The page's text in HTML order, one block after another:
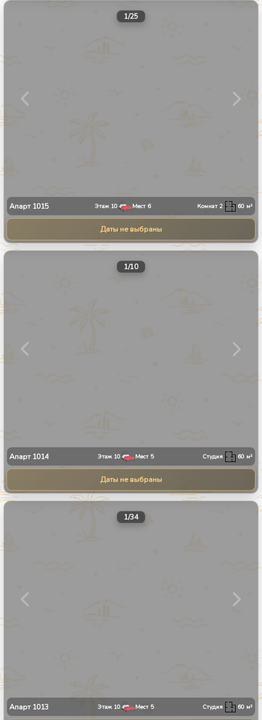
1/25
Апарт 1015 Этаж 10 Мест 6 Комнат2 60 м²
Даты не выбраны
1/10
Апарт 1014 Этаж 10 Мест 5 Студия 60 м²
Даты не выбраны
1/34
Апарт 1013 Этаж 10 Мест 5 Студия 60 м²